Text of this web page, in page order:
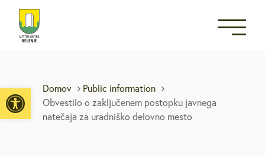
Open toolbar
Domov
Public information
Obvestilo o zaključenem postopku javnega
natečaja za uradniško delovno mesto